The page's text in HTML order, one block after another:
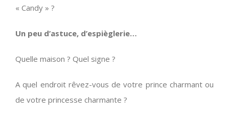
« Candy » ?
Un peu d’astuce, d’espièglerie…
Quelle maison ? Quel signe ?
A quel endroit rêvez-vous de votre prince charmant ou
de votre princesse charmante ?